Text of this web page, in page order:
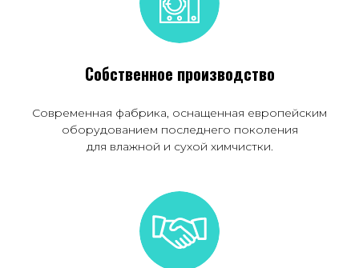
Собственное производство
Современная фабрика, оснащенная европейским
оборудованием последнего поколения
для влажной и сухой химчистки.